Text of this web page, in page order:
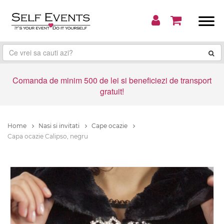
Comanda de minim 500 de lei si beneficiezi de transport
gratuit!
Home Nasi si invitati
Cape ocazie
Capa ocazie Calipso, negru